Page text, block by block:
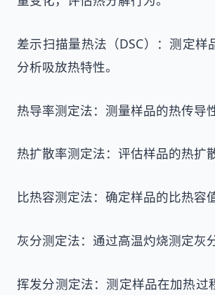
差示扫描量热法（DSC）：测定样
分析吸放热特性。
热导率测定法：测量样品的热传导
热扩散率测定法：评估样品的热扩
比热容测定法：确定样品的比热容值
灰分测定法：通过高温灼烧测定灰
挥发分测定法：测定样品在加热过